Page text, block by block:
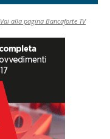
Vai alla pagina Bancaforte TV